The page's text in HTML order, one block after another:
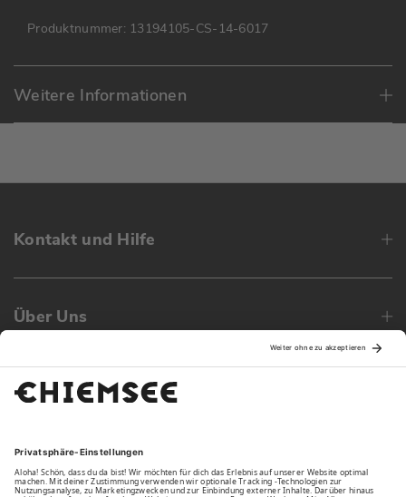
Produktnummer: 13194105-CS-14-6017
Weitere Informationen
Kontakt und Hilfe
Über Uns
Family
Unsere Vorteile